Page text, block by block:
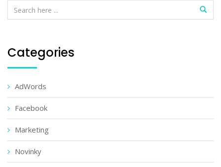
Categories
AdWords
Facebook
Marketing
Novinky